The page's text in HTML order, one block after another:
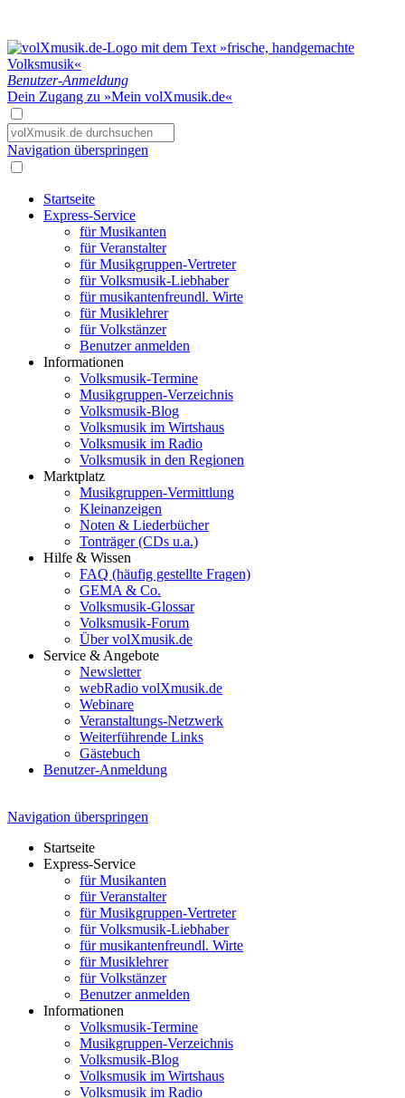
Benutzer-Anmeldung
Dein Zugang zu »Mein volXmusik.de«
Navigation überspringen
Startseite
Express-Service
für Musikanten
für Veranstalter
für Musikgruppen-Vertreter
für Volksmusik-Liebhaber
für musikantenfreundl. Wirte
für Musiklehrer
für Volkstänzer
Benutzer anmelden
Informationen
Volksmusik-Termine
Musikgruppen-Verzeichnis
Volksmusik-Blog
Volksmusik im Wirtshaus
Volksmusik im Radio
Volksmusik in den Regionen
Marktplatz
Musikgruppen-Vermittlung
Kleinanzeigen
Noten & Liederbücher
Tonträger (CDs u.a.)
Hilfe & Wissen
FAQ (häufig gestellte Fragen)
GEMA & Co.
Volksmusik-Glossar
Volksmusik-Forum
Über volXmusik.de
Service & Angebote
Newsletter
webRadio volXmusik.de
Webinare
Veranstaltungs-Netzwerk
Weiterführende Links
Gästebuch
Benutzer-Anmeldung
Navigation überspringen
Startseite
Express-Service
für Musikanten
für Veranstalter
für Musikgruppen-Vertreter
für Volksmusik-Liebhaber
für musikantenfreundl. Wirte
für Musiklehrer
für Volkstänzer
Benutzer anmelden
Informationen
Volksmusik-Termine
Musikgruppen-Verzeichnis
Volksmusik-Blog
Volksmusik im Wirtshaus
Volksmusik im Radio